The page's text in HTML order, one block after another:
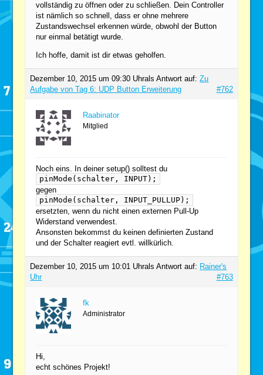
vollständig zu öffnen oder zu schließen. Dein Controller
ist nämlich so schnell, dass er ohne mehrere
Zustandswechsel erkennen würde, obwohl der Button
nur einmal betätigt wurde.
Ich hoffe, damit ist dir etwas geholfen.
Dezember 10, 2015 um 09:30 Uhrals Antwort auf:Zu
Aufgabe von Tag 6: UDP Button Erweiterung
#762
Raabinator
Mitglied
Noch eins. In deiner setup() solltest du
pinMode(schalter, INPUT);
gegen
pinMode(schalter, INPUT_PULLUP);
ersetzten, wenn du nicht einen externen Pull-Up
Widerstand verwendest.
Ansonsten bekommst du keinen definierten Zustand
und der Schalter reagiert evtl. willkürlich.
Dezember 10, 2015 um 10:01 Uhrals Antwort auf: Rainer's
Uhr
#763
fk
Administrator
Hi,
echt schönes Projekt!